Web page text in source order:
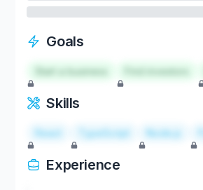
Goals
Start a business
Skills
React TypeScript Node.js
Experience